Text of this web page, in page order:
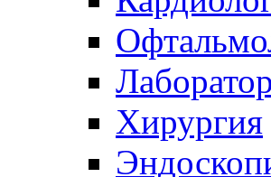
Хирургия